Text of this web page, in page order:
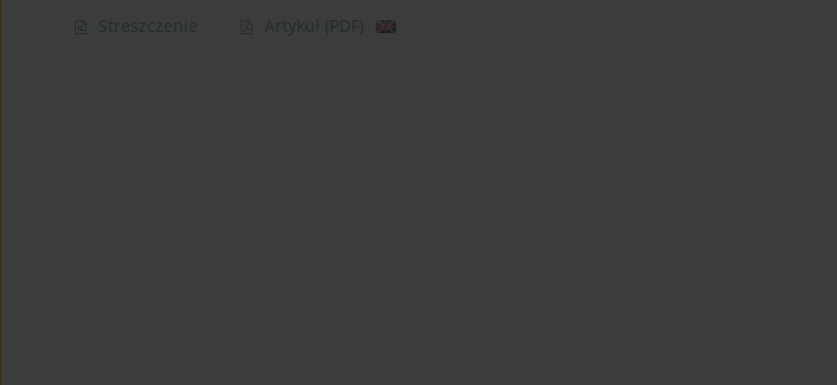
Streszczenie Artykuł (PDF)